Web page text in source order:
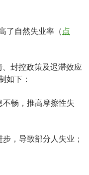
了自然失业率（ 点
封控政策及迟滞效应
如下：
畅，推高摩擦性失
，导致部分人失业；